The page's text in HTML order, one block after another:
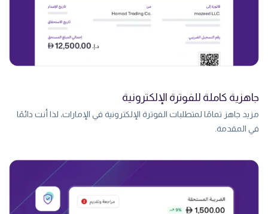
جاهزية كاملة للفوترة الإلكترونية
مزيد جاهز تمامًا لمتطلبات الفوترة الإلكترونية في الإمارات، لذا أنت دائمًا
في المقدمة.